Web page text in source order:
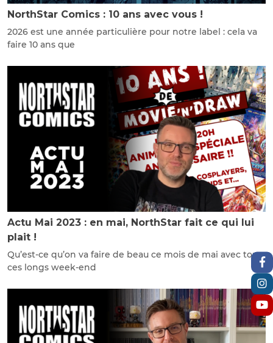
NorthStar Comics : 10 ans avec vous !
2026 est une année particulière pour notre label : cela va
faire 10 ans que
Actu Mai 2023 : en mai, NorthStar fait ce qui lui
plait !
Qu’est-ce qu’on va faire de beau ce mois de mai avec tous
ces longs week-end